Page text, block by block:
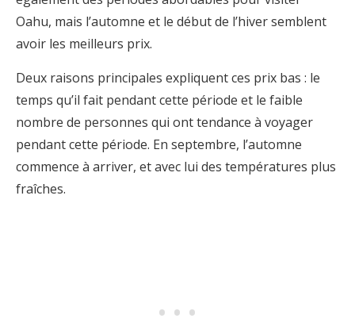
Oahu, mais l’automne et le début de l’hiver semblent
avoir les meilleurs prix.
Deux raisons principales expliquent ces prix bas : le
temps qu’il fait pendant cette période et le faible
nombre de personnes qui ont tendance à voyager
pendant cette période. En septembre, l’automne
commence à arriver, et avec lui des températures plus
fraîches.